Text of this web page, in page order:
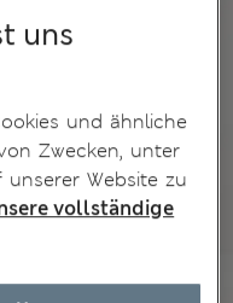
uns
und ähnliche
Zwecken, unter
Website zu
vollständige